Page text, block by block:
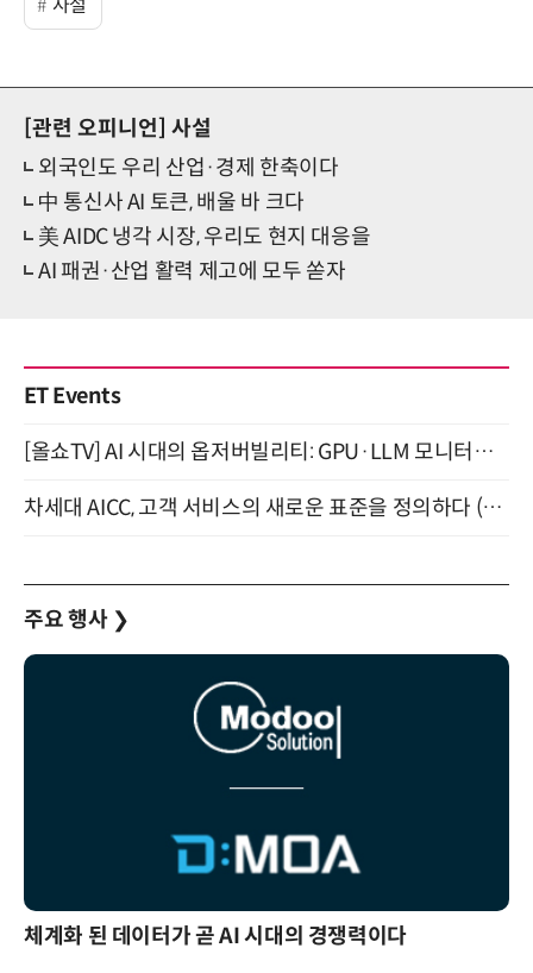
사설
[관련 오피니언] 사설
외국인도 우리 산업·경제 한축이다
中 통신사 AI 토큰, 배울 바 크다
美 AIDC 냉각 시장, 우리도 현지 대응을
AI 패권·산업 활력 제고에 모두 쏟자
ET Events
[올쇼TV] AI 시대의 옵저버빌리티: GPU·LLM 모니터링부터 AI 기반 장애 대응까지 (8/11 생방송)
차세대 AICC, 고객 서비스의 새로운 표준을 정의하다 (9/9)
주요 행사 ❯
체계화 된 데이터가 곧 AI 시대의 경쟁력이다